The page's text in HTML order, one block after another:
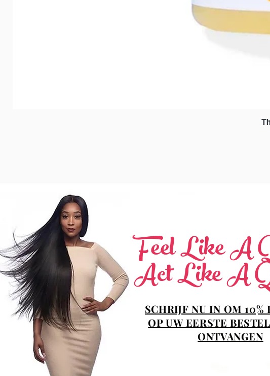
Feel Like A
Act Like A
SCHRIJF NU IN OM 10%
OP UW EERSTE
ONTVANGEN